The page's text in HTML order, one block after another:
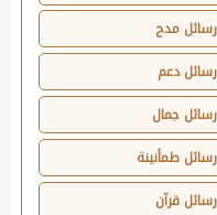
رسائل مدح
رسائل دعم
رسائل جمال
رسائل طمأنينة
رسائل قرآن